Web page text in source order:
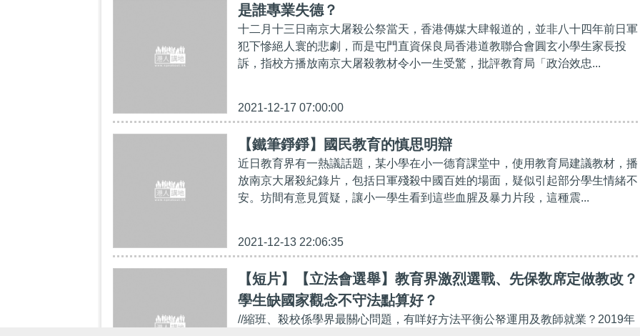
是誰專業失德？
十二月十三日南京大屠殺公祭當天，香港傳媒大肆報道的，並非八十四年前日軍
犯下慘絕人寰的悲劇，而是屯門直資保良局香港道教聯合會圓玄小學生家長投
訴，指校方播放南京大屠殺教材令小一生受驚，批評教育局「政治效忠...
2021-12-17 07:00:00
【鐵筆錚錚】國民教育的慎思明辯
近日教育界有一熱議話題，某小學在小一德育課堂中，使用教育局建議教材，播
放南京大屠殺紀錄片，包括日軍殘殺中國百姓的場面，疑似引起部分學生情緒不
安。坊間有意見質疑，讓小一學生看到這些血腥及暴力片段，這種震...
2021-12-13 22:06:35
【短片】【立法會選舉】教育界激烈選戰、先保敎席定做教改？
學生缺國家觀念不守法點算好？
//縮班、殺校係學界最關心問題，有咩好方法平衡公帑運用及教師就業？2019年